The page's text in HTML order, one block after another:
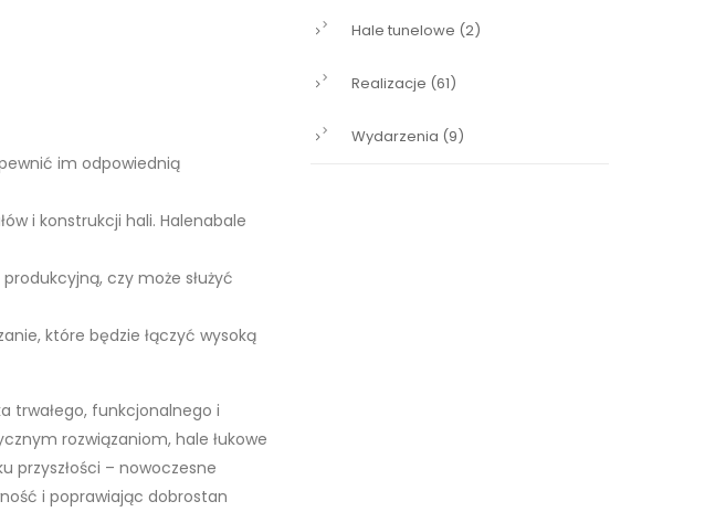
im odpowiednią
i konstrukcji hali. Halenabale
czy może służyć
które będzie łączyć wysoką
trwałego, funkcjonalnego i
rozwiązaniom, hale łukowe
przyszłości – nowoczesne
i poprawiając dobrostan
Hale tunelowe (2)
Realizacje (61)
Wydarzenia (9)